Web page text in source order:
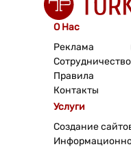
О Нас
Реклама
Сотрудничество
Правила
Контакты
Услуги
Создание